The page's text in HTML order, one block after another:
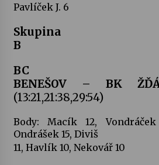
Pavlíček J. 6
Skupina
B
BC
BENEŠOV – BK
(13:21,21:38,29:54)
Body: Macík 12,
Ondrášek 15, Diviš
11, Havlík 10, Nekovář 10